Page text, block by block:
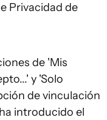
Privacidad de
de 'Mis
y 'Solo
de vinculación
introducido el